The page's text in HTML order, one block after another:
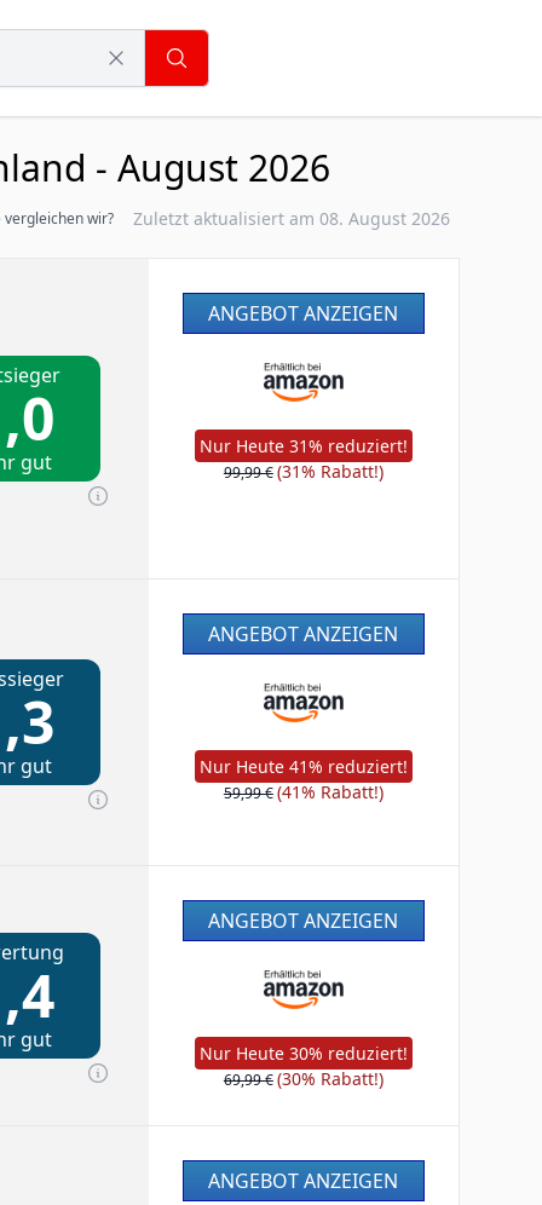
- August 2026
vergleichen wir? Zuletzt aktualisiert am 08. August 2026
gut
ANGEBOT ANZEIGEN
Nur Heute 31% reduziert!
99,99 €(31% Rabatt!)
gut
ANGEBOT ANZEIGEN
Nur Heute 41% reduziert!
59,99 €(41% Rabatt!)
gut
ANGEBOT ANZEIGEN
Nur Heute 30% reduziert!
69,99 €(30% Rabatt!)
ANGEBOT ANZEIGEN